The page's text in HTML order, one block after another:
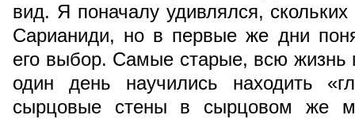
вид. Я поначалу удивлялся,
Сарианиди, но в первые же дни
его выбор. Самые старые, всю жизнь
один день научились находить
сырцовые стены в сырцовом же